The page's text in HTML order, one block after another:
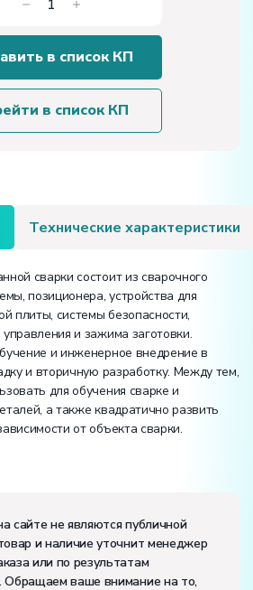
Количество
товара
"Комплекс
сварки"
в список КП
в список КП
Технические характеристики
сварки состоит из сварочного
позиционера, устройства для
плиты, системы безопасности,
и зажима заготовки.
и инженерное внедрение в
и вторичную разработку. Между тем,
для обучения сварке и
а также квадратично развить
от объекта сварки.
В):
В·А:22000
В:380
сайте не являются публичной
и наличие уточнит менеджер
или по результатам
Обращаем ваше внимание на то,